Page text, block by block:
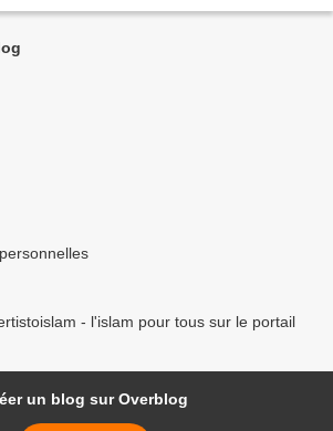
- l'islam pour tous sur le portail
un blog sur Overblog